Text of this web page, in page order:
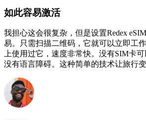
如此容易激活
我担心这会很复杂，但是设置Redex
易。只需扫描二维码，它就可以立即工
上使用过它，速度非常快。没有SIM卡
没有语言障碍。这种简单的技术让旅行变